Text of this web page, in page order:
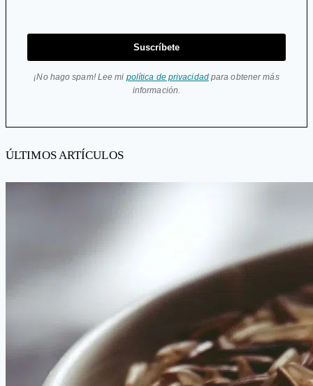
Suscríbete
¡No hago spam! Lee mi política de privacidadpara obtener más
información.
ÚLTIMOS ARTÍCULOS